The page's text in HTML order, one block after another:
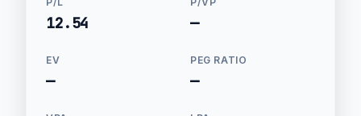
12.54 —
EV
—
PEG RATIO
—